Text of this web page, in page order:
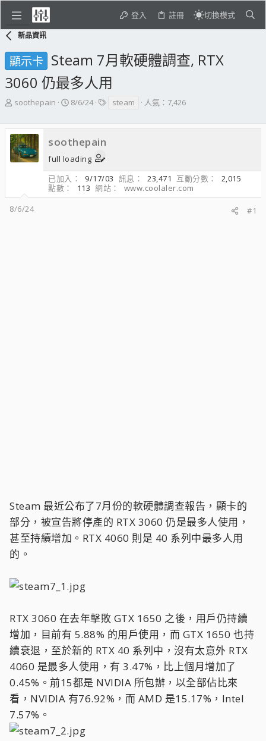
登入 註冊 切換模式
新品資訊
顯示卡 Steam 7月軟硬體調查, RTX
3060 仍最多人用
主
發
起
人
soothepain
開
日
期
8/6/24
標steam 人氣：7,426
soothepain
full loading
已加入
9/17/03 訊息 23,471 互動分數
2,015
點數
113 網站
www.coolaler.com
8/6/24
#1
Steam 最近公布了7月份的軟硬體調查報告，顯卡的
部分，被宣告將停產的 RTX 3060 仍是最多人使用，
甚至持續增加。RTX 4060 則是 40 系列中最多人用
的。
RTX 3060 在去年擊敗 GTX 1650 之後，用戶仍持續
增加，目前有 5.88% 的用戶使用，而 GTX 1650 也持
續衰退，至於新的 RTX 40 系列中，沒有太意外 RTX
4060 是最多人使用，有 3.47%，比上個月增加了
0.45%。前15都是 NVIDIA 所包辦，以全部佔比來
看，NVIDIA 有76.92%，而 AMD 是15.17%，Intel
7.57%。